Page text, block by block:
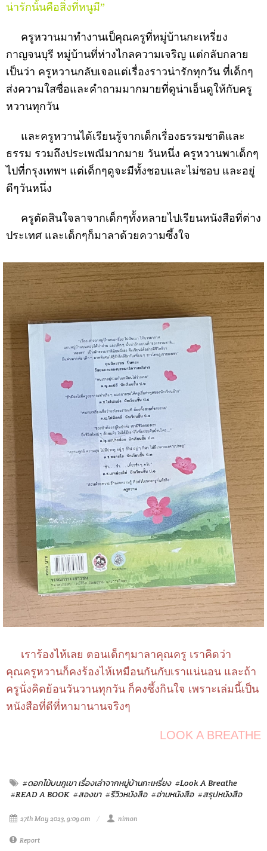
น่ารักนั้นคือสิ่งที่หนูมี”
ครูหวานมาทำงานเป็คุณครูที่หมู่บ้านกะเหรี่ยง
กาญจนบุรี หมู่บ้านที่ห่างไกลความเจริญ แต่กลับกลาย
เป็นว่า ครูหวานกลับเจอแต่เรื่องราวน่ารักทุกวัน ที่เด็กๆ
ส่งความใสซื่อและคำถามมากมายที่ดูน่าเอ็นดูให้กับครู
หวานทุกวัน
และครูหวานได้เรียนรู้จากเด็กเรื่องธรรมชาติและ
ธรรม รวมถึงประเพณีมากมาย วันหนึ่ง ครูหวานพาเด็กๆ
ไปที่กรุงเทพฯ แต่เด็กๆดูจะมีทั้งชอบและไม่ชอบ และอยู่
ดีๆวันหนึ่ง
ครูตัดสินใจลาจากเด็กๆทั้งหลายไปเรียนหนังสือที่ต่าง
ประเทศ และเด็กๆก็มาลาด้วยความซึ้งใจ
เราร้องไห้เลย ตอนเด็กๆมาลาคุณครู เราคิดว่า
คุณครูหวานก็คงร้องไห้เหมือนกันกับเราแน่นอน และถ้า
ครูนั่งคิดย้อนวันวานทุกวัน ก็คงซึ้งกินใจ เพราะเล่มนี้เป็น
หนังสือที่ดีที่หามานานจริงๆ
LOOK A BREATHE
#ดอกไม้บนภูเขา เรื่องเล่าจากหมู่บ้านกะเหรี่ยง #Look A Breathe
#READ A BOOK #สองขา #รีวิวหนังสือ #อ่านหนังสือ #สรุปหนังสือ
27th May 2023, 9:09 am nimon
Report